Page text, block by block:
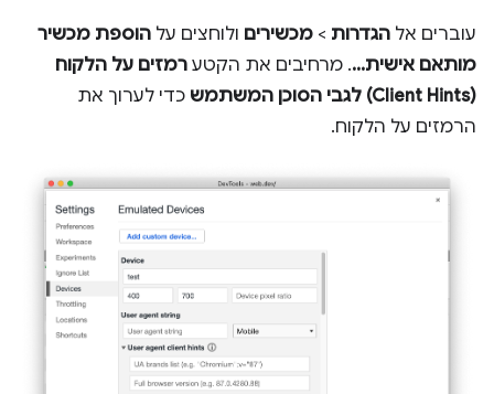
עוברים אל הגדרות > מכשירים ולוחצים על הוספת מכשיר
מותאם אישית.... מרחיבים את הקטע רמזים על הלקוח
(Client Hints) לגבי הסוכן המשתמש
כדי לערוך את
הרמזים על הלקוח.